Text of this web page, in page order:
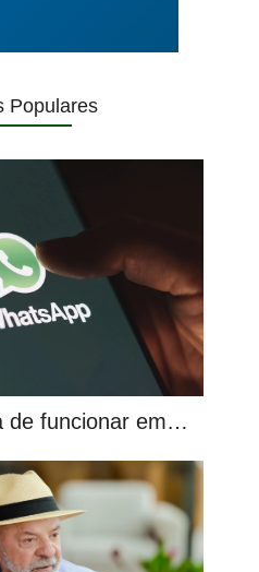
Populares
de funcionar em…